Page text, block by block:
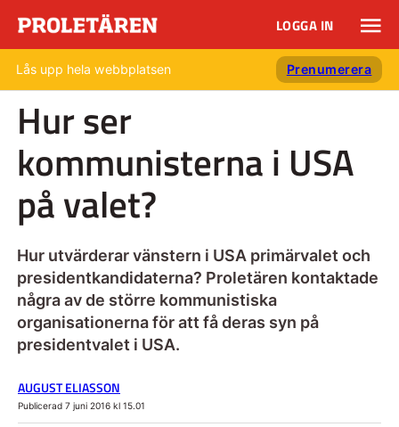
LOGGA IN
Lås upp hela webbplatsen Prenumerera
Hur ser
kommunisterna i USA
på valet?
Hur utvärderar vänstern i USA primärvalet och
presidentkandidaterna? Proletären kontaktade
några av de större kommunistiska
organisationerna för att få deras syn på
presidentvalet i USA.
AUGUST ELIASSON
Publicerad 7 juni 2016 kl 15.01